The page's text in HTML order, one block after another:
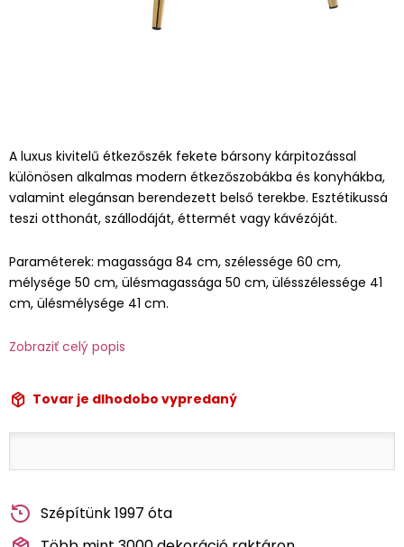
A luxus kivitelű étkezőszék fekete bársony kárpitozással
különösen alkalmas modern étkezőszobákba és konyhákba,
valamint elegánsan berendezett belső terekbe. Esztétikussá
teszi otthonát, szállodáját, éttermét vagy kávézóját.
Paraméterek: magassága 84 cm, szélessége 60 cm,
mélysége 50 cm, ülésmagassága 50 cm, ülésszélessége 41
cm, ülésmélysége 41 cm.
Zobraziť celý popis
Tovar je dlhodobo vypredaný
Szépítünk 1997 óta